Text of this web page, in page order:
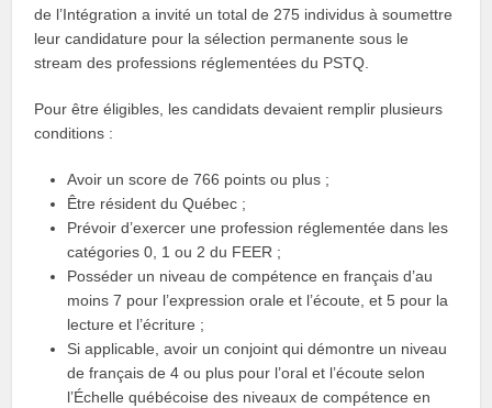
de l’Intégration a invité un total de 275 individus à soumettre
leur candidature pour la sélection permanente sous le
stream des professions réglementées du PSTQ.
Pour être éligibles, les candidats devaient remplir plusieurs
conditions :
Avoir un score de 766 points ou plus ;
Être résident du Québec ;
Prévoir d’exercer une profession réglementée dans les
catégories 0, 1 ou 2 du FEER ;
Posséder un niveau de compétence en français d’au
moins 7 pour l’expression orale et l’écoute, et 5 pour la
lecture et l’écriture ;
Si applicable, avoir un conjoint qui démontre un niveau
de français de 4 ou plus pour l’oral et l’écoute selon
l’Échelle québécoise des niveaux de compétence en